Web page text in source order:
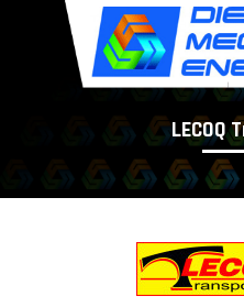
LECOQ
Panneau de gestion des cookies